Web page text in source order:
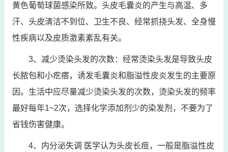
黄色葡萄球菌感染所致。头皮毛囊炎的产生与高温、多
汗、头皮清洁不到位、卫生不良、经常抓挠头发、全身慢
性疾病以及皮质激素紊乱有关。
3、减少烫染头发的次数：经常烫染头发是导致头皮
长脓包和小疙瘩，诱发毛囊炎和脂溢性皮炎发生的主要原
因。生活中应尽量减少烫染头发的次数，烫染头发的频率
最好每年1~2次，选择化学添加剂少的染发剂，不要为了
省钱伤害健康。
4、内分泌失调 医学认为头皮长痘，一般是脂溢性皮